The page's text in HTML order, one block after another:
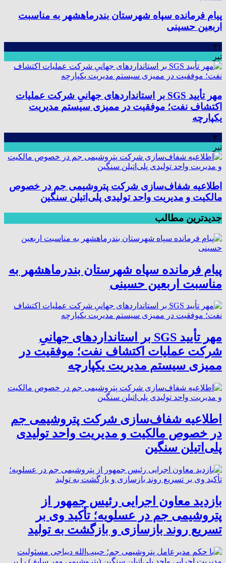
پیام فرمانده سپاه شهرستان بندرماهشهر به مناسبت
اربعین حسینی
۳۱
تیر
مهر تأیید SGS بر استانداردهای جهانیِ شرکت عملیات
اکتشاف نفت؛ موفقیت در ممیزی سیستم مدیریت
یکپارچه
۳۰
تیر
اطلاعیه شفاف‌سازی شرکت پتروشیمی جم در خصوص
مالکیت و مدیریت واحد تولیدی پلی‌اتیلن سنگین
جدیدترین مطالب
پیام فرمانده سپاه شهرستان بندرماهشهر به
مناسبت اربعین حسینی
مهر تأیید SGS بر استانداردهای جهانیِ
شرکت عملیات اکتشاف نفت؛ موفقیت در
ممیزی سیستم مدیریت یکپارچه
اطلاعیه شفاف‌سازی شرکت پتروشیمی جم
در خصوص مالکیت و مدیریت واحد تولیدی
پلی‌اتیلن سنگین
بازدید معاون اجرایی رئیس جمهور از
پتروشیمی جم در عسلویه؛ تأکید وی بر
تسریع روند بازسازی و بازگشت به تولید